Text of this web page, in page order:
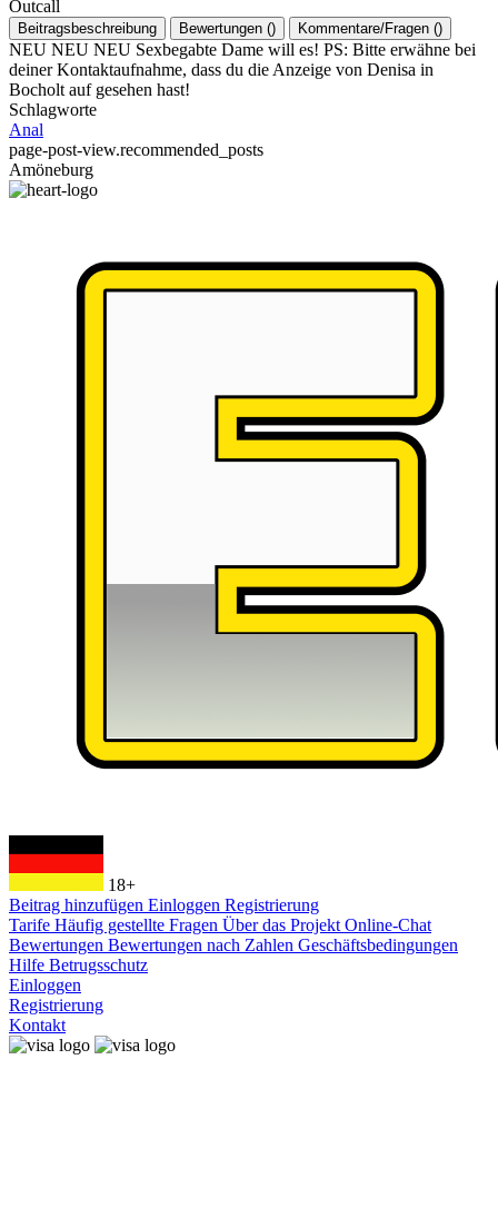
Outcall
Beitragsbeschreibung Bewertungen () Kommentare/Fragen ()
NEU NEU NEU Sexbegabte Dame will es! PS: Bitte erwähne bei
deiner Kontaktaufnahme, dass du die Anzeige von Denisa in
Bocholt auf gesehen hast!
Schlagworte
Anal
page-post-view.recommended_posts
Amöneburg
18+
Beitrag hinzufügen Einloggen Registrierung
Tarife Häufig gestellte Fragen Über das Projekt Online-Chat
Bewertungen Bewertungen nach Zahlen Geschäftsbedingungen
Hilfe Betrugsschutz
Einloggen
Registrierung
Kontakt